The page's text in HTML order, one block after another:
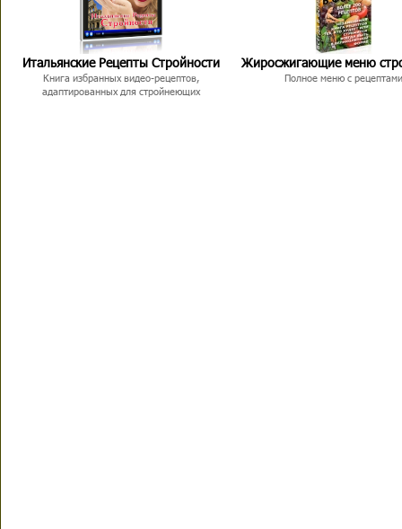
Итальянские Рецепты Стройности
Книга избранных видео-рецептов,
адаптированных для стройнеющих
Жиросжигающие меню
Полное меню с рецептами